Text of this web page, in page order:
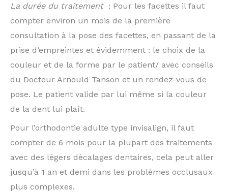
La durée du traitement : Pour les facettes il faut
compter environ un mois de la première
consultation à la pose des facettes, en passant de la
prise d’empreintes et évidemment : le choix de la
couleur et de la forme par le patient/ avec conseils
du Docteur Arnould Tanson et un rendez-vous de
pose. Le patient valide par lui même si la couleur
de la dent lui plaît.
Pour l’orthodontie adulte type invisalign, il faut
compter de 6 mois pour la plupart des traitements
avec des légers décalages dentaires, cela peut aller
jusqu’à 1 an et demi dans les problèmes occlusaux
plus complexes.